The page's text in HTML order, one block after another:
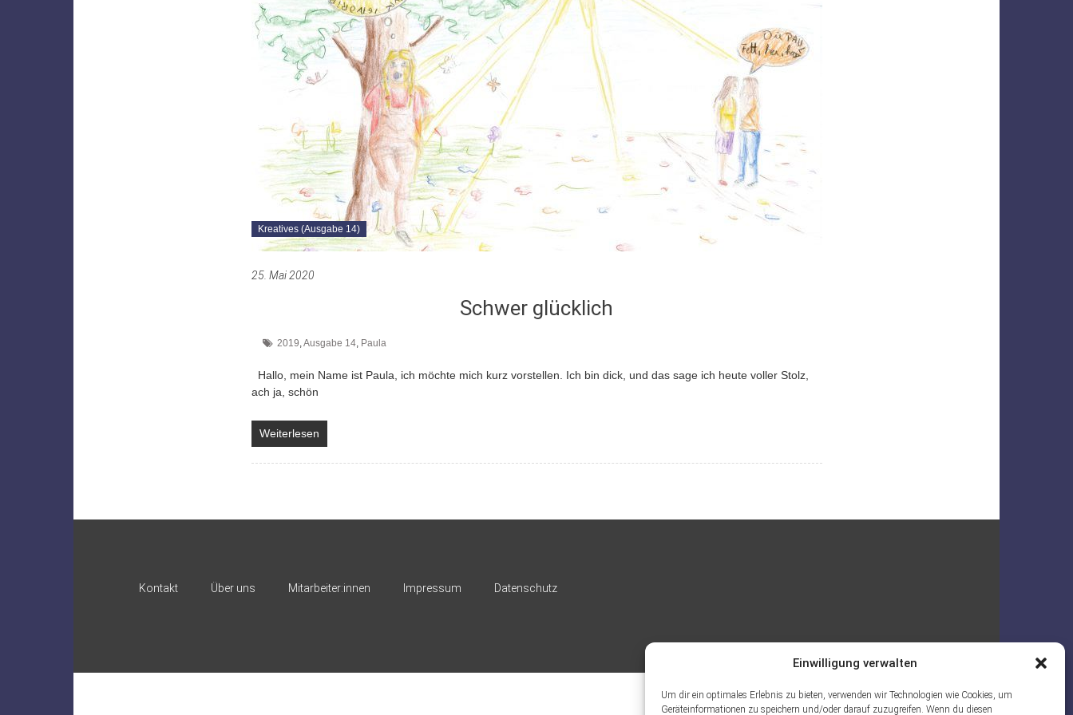
Einwilligung verwalten
Um dir ein optimales Erlebnis zu bieten, verwenden wir Technologien wie Cookies, um
Geräteinformationen zu speichern und/oder darauf zuzugreifen. Wenn du diesen
Kreatives (Ausgabe 14)
25. Mai 2020
Schwer glücklich
2019 Ausgabe 14, Paula
Hallo, mein Name ist Paula, ich möchte mich kurz vorstellen. Ich bin dick, und das sage ich heute voller Stolz,
ach ja, schön
Weiterlesen
Kontakt Über uns Mitarbeiter:innen Impressum Datenschutz